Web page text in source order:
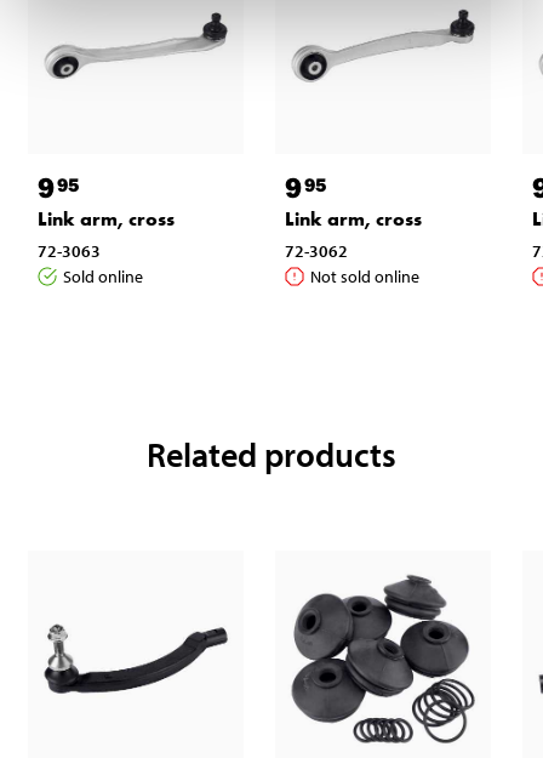
995
Link arm, cross
72-3063
Sold online
995
Link arm, cross
72-3062
Not sold online
Related products